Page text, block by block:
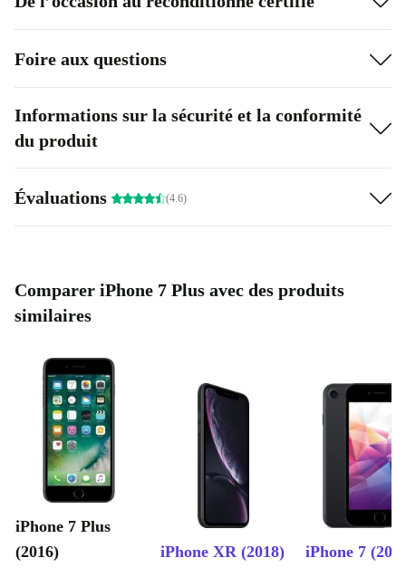
- pour livrer le produit.
Foire aux questions
Informations sur la sécurité et la conformité
du produit
Évaluations (4.6)
Comparer iPhone 7 Plus avec des produits
similaires
iPhone 7 Plus
(2016)
iPhone XR (2018) iPhone 7